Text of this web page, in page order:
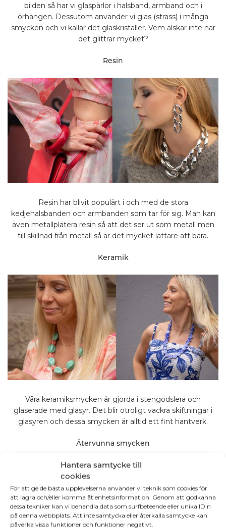
Hantera samtycke till
cookies
För att ge de bästa upplevelserna använder vi teknik som cookies för
att lagra och/eller komma åt enhetsinformation. Genom att godkänna
dessa tekniker kan vi behandla data som surfbeteende eller unika ID:n
på denna webbplats. Att inte samtycka eller återkalla samtycke kan
påverka vissa funktioner och funktioner negativt.
bilden så har vi glaspärlor i halsband, armband och i
örhängen. Dessutom använder vi glas (strass) i många
smycken och vi kallar det glaskristaller. Vem älskar inte när
det glittrar mycket?
Resin
Resin har blivit populärt i och med de stora
kedjehalsbanden och armbanden som tar för sig. Man kan
även metallplätera resin så att det ser ut som metall men
till skillnad från metall så är det mycket lättare att bära.
Keramik
Våra keramiksmycken är gjorda i stengodslera och
glaserade med glasyr. Det blir otroligt vackra skiftningar i
glasyren och dessa smycken är alltid ett fint hantverk.
Återvunna smycken